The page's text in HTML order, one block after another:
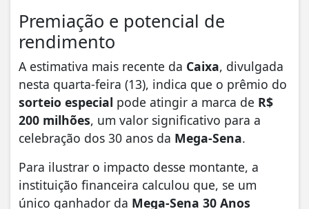
Premiação e potencial de
rendimento
A estimativa mais recente da Caixa, divulgada
nesta quarta-feira (13), indica que o prêmio do
sorteio especial pode atingir a marca de R$
200 milhões, um valor significativo para a
celebração dos 30 anos da Mega-Sena.
Para ilustrar o impacto desse montante, a
instituição financeira calculou que, se um
único ganhador da Mega-Sena 30 Anos